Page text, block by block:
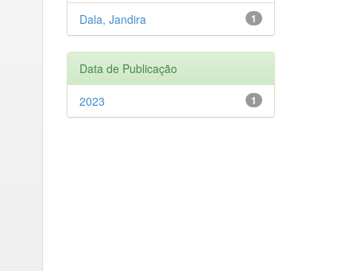
1
Dala, Jandira
Data de Publicação
1
2023